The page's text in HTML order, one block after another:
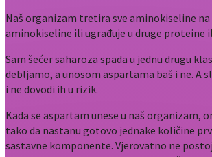
Naš organizam tretira sve aminokiseline
aminokiseline ili ugrađuje u druge
Sam šećer saharoza spada u jednu drugu
debljamo, a unosom aspartama baš i ne.
i ne dovodi ih u rizik.
Kada se aspartam unese u naš
tako da nastanu gotovo jednake količine
sastavne komponente. Vjerovatno ne